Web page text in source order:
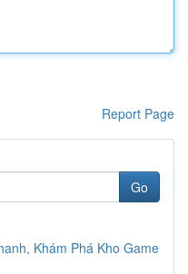
Report Page
Go
Khám Phá Kho Game